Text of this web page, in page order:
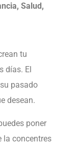
Salud,
tu
días. El
pasado
desean.
poner
la concentres